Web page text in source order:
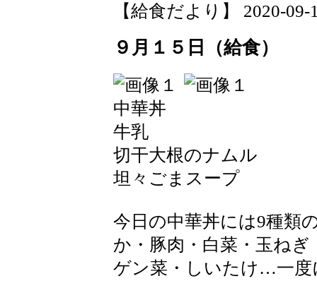
【給食だより】 2020-09-
９月１５日（給食）
中華丼
牛乳
切干大根のナムル
坦々ごまスープ
今日の中華丼には9種類
か・豚肉・白菜・玉ね
ゲン菜・しいたけ…一度